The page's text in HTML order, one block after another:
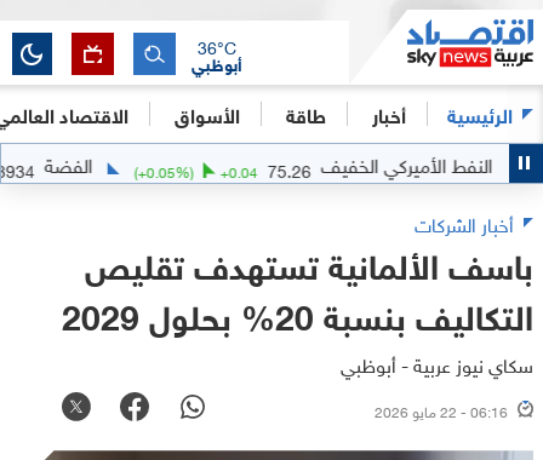
الرئيسية أخبار طاقة الأسواق الاقتصاد
أبوظبي
36°C
النفط الأميركي الخفيف 75.26
+0.04
(+ 0.05%) الفضة 61.8934
أخبار الشركات
باسف الألمانية تستهدف تقليص
التكاليف بنسبة 20% بحلول 2029
سكاي نيوز عربية - أبوظبي
06:16 - 22 مايو 2026